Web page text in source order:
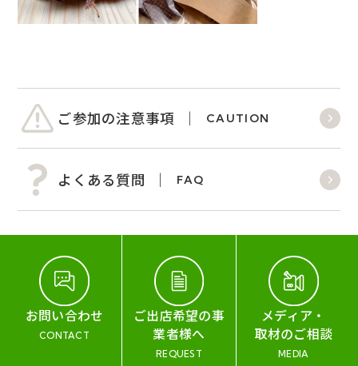
ご参加の注意事項 CAUTION
よくある質問 FAQ
お問い合わせ
CONTACT
ご出店希望の事
業者様へ
REQUEST
メディア・
取材のご相談
MEDIA